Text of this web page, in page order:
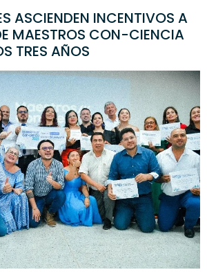
ASCIENDEN INCENTIVOS A
MAESTROS CON-CIENCIA
TRES AÑOS